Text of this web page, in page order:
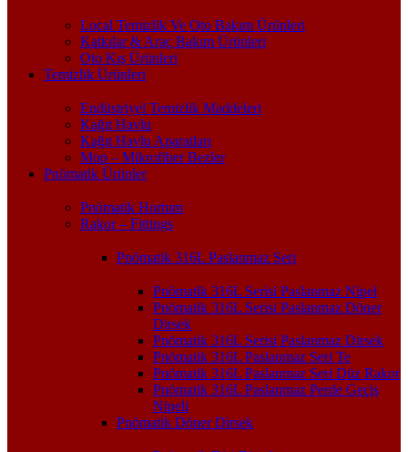
Local Temizlik Ve Oto Bakım Ürünleri
Katkılar & Araç Bakım Ürünleri
Oto Kış Ürünleri
Temizlik Ürünleri
Endüstriyel Temizlik Maddeleri
Kağıt Havlu
Kağıt Havlu Aparatları
Mop – Mikrofiber Bezler
Pnömatik Ürünler
Pnömatik Hortum
Rakor – Fittings
Pnömatik 316L Paslanmaz Seri
Pnömatik 316L Serisi Paslanmaz Nipel
Pnömatik 316L Serisi Paslanmaz Döner
Dirsek
Pnömatik 316L Serisi Paslanmaz Dirsek
Pnömatik 316L Paslanmaz Seri Te
Pnömatik 316L Paslanmaz Seri Düz Rakor
Pnömatik 316L Paslanmaz Perde Geçiş
Nipeli
Pnömatik Döner Dirsek